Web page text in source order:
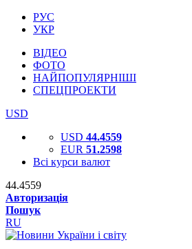
РУС
УКР
ВІДЕО
ФОТО
НАЙПОПУЛЯРНІШІ
СПЕЦПРОЕКТИ
USD
USD 44.4559
EUR 51.2598
Всі курси валют
44.4559
Авторизація
Пошук
RU